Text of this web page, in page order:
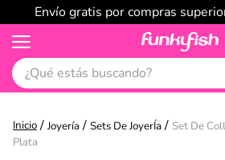
Envío gratis por compras
¿Qué estás buscando?
Joyería Sets De JoyerÍa
Set De
Plata